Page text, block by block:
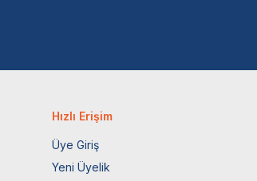
Hızlı Erişim
Üye Giriş
Yeni Üyelik